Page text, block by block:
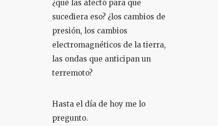
¿qué las afectó para que
sucediera eso? ¿los cambios de
presión, los cambios
electromagnéticos de la tierra,
las ondas que anticipan un
terremoto?
Hasta el día de hoy me lo
pregunto.